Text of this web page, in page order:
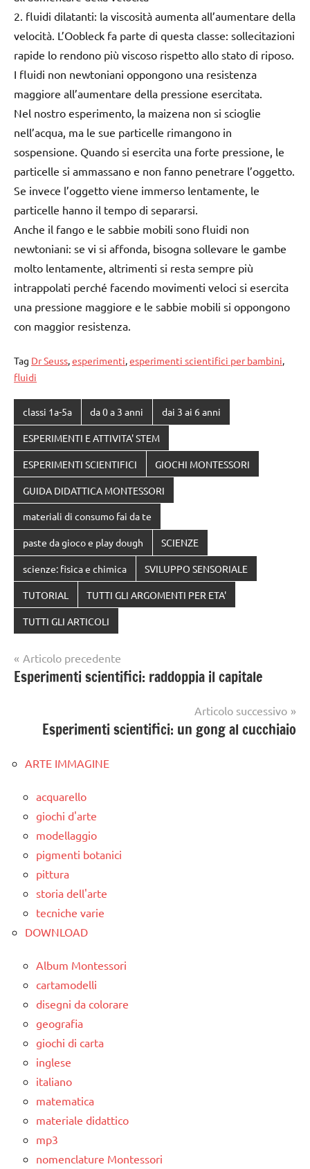
2. fluidi dilatanti: la viscosità aumenta all’aumentare della
velocità. L’Oobleck fa parte di questa classe: sollecitazioni
rapide lo rendono più viscoso rispetto allo stato di riposo.
I fluidi non newtoniani oppongono una resistenza
maggiore all’aumentare della pressione esercitata.
Nel nostro esperimento, la maizena non si scioglie
nell’acqua, ma le sue particelle rimangono in
sospensione. Quando si esercita una forte pressione, le
particelle si ammassano e non fanno penetrare l’oggetto.
Se invece l’oggetto viene immerso lentamente, le
particelle hanno il tempo di separarsi.
Anche il fango e le sabbie mobili sono fluidi non
newtoniani: se vi si affonda, bisogna sollevare le gambe
molto lentamente, altrimenti si resta sempre più
intrappolati perché facendo movimenti veloci si esercita
una pressione maggiore e le sabbie mobili si oppongono
con maggior resistenza.
Tag Dr Seuss,esperimenti,esperimenti scientifici per bambini,
fluidi
classi 1a-5a da 0 a 3 anni dai 3 ai 6 anni
ESPERIMENTI E ATTIVITA' STEM
ESPERIMENTI SCIENTIFICI GIOCHI MONTESSORI
GUIDA DIDATTICA MONTESSORI
materiali di consumo fai da te
paste da gioco e play dough SCIENZE
scienze: fisica e chimica SVILUPPO SENSORIALE
TUTORIAL TUTTI GLI ARGOMENTI PER ETA'
TUTTI GLI ARTICOLI
Navigazione
articoli
Articolo precedente
Esperimenti scientifici: raddoppia il capitale
Articolo successivo
Esperimenti scientifici: un gong al cucchiaio
ARTE IMMAGINE
acquarello
giochi d'arte
modellaggio
pigmenti botanici
pittura
storia dell'arte
tecniche varie
DOWNLOAD
Album Montessori
cartamodelli
disegni da colorare
geografia
giochi di carta
inglese
italiano
matematica
materiale didattico
mp3
nomenclature Montessori